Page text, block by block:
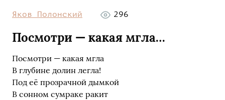
Яков Полонский 296
Посмотри — какая мгла…
Посмотри — какая мгла
В глубине долин легла!
Под её прозрачной дымкой
В сонном сумраке ракит